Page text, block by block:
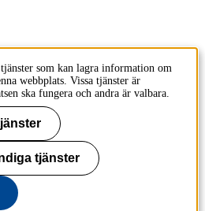
som kan lagra information om
webbplats. Vissa tjänster är
ska fungera och andra är valbara.
tjänster